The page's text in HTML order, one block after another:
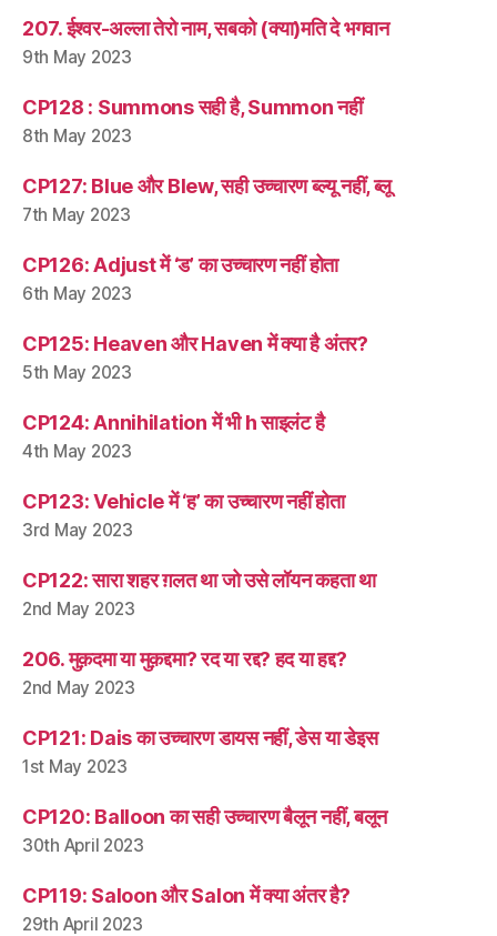
207. ईश्वर-अल्ला तेरो नाम, सबको (क्या)मति दे भगवान
9th May 2023
CP128 : Summons सही है, Summon नहीं
8th May 2023
CP127: Blue और Blew, सही उच्चारण ब्ल्यू नहीं, ब्लू
7th May 2023
CP126: Adjust में ‘ड’ का उच्चारण नहीं होता
6th May 2023
CP125: Heaven और Haven में क्या है अंतर?
5th May 2023
CP124: Annihilation में भी h साइलंट है
4th May 2023
CP123: Vehicle में ‘ह’ का उच्चारण नहीं होता
3rd May 2023
CP122: सारा शहर ग़लत था जो उसे लॉयन कहता था
2nd May 2023
206. मुक़दमा या मुक़द्दमा? रद या रद्द? हद या हद्द?
2nd May 2023
CP121: Dais का उच्चारण डायस नहीं, डेस या डेइस
1st May 2023
CP120: Balloon का सही उच्चारण बैलून नहीं, बलून
30th April 2023
CP119: Saloon और Salon में क्या अंतर है?
29th April 2023